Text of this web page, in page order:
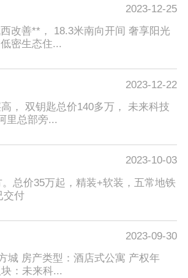
2023-12-25
改善**， 18.3米南向开间 奢享阳光
密生态住...
2023-12-22
， 双钥匙总价140多万， 未来科技
里总部旁...
2023-10-03
总价35万起，精装+软装，五常地铁
交付
2023-09-30
城 房产类型：酒店式公寓 产权年
：未来科...